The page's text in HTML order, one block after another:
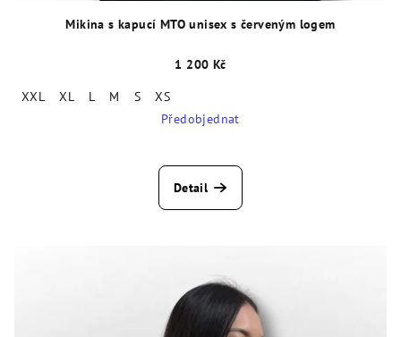
Mikina s kapucí MTO unisex s červeným logem
1 200 Kč
XXL
XL L M S
XS
Předobjednat
Detail